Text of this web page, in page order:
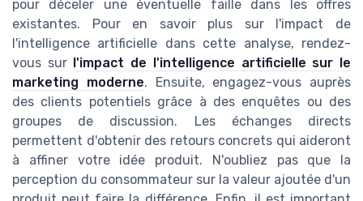
pour déceler une éventuelle faille dans les offres
existantes. Pour en savoir plus sur l'impact de
l'intelligence artificielle dans cette analyse, rendez-
vous sur l'impact de l'intelligence artificielle sur le
marketing moderne. Ensuite, engagez-vous auprès
des clients potentiels grâce à des enquêtes ou des
groupes de discussion. Les échanges directs
permettent d'obtenir des retours concrets qui aideront
à affiner votre idée produit. N'oubliez pas que la
perception du consommateur sur la valeur ajoutée d'un